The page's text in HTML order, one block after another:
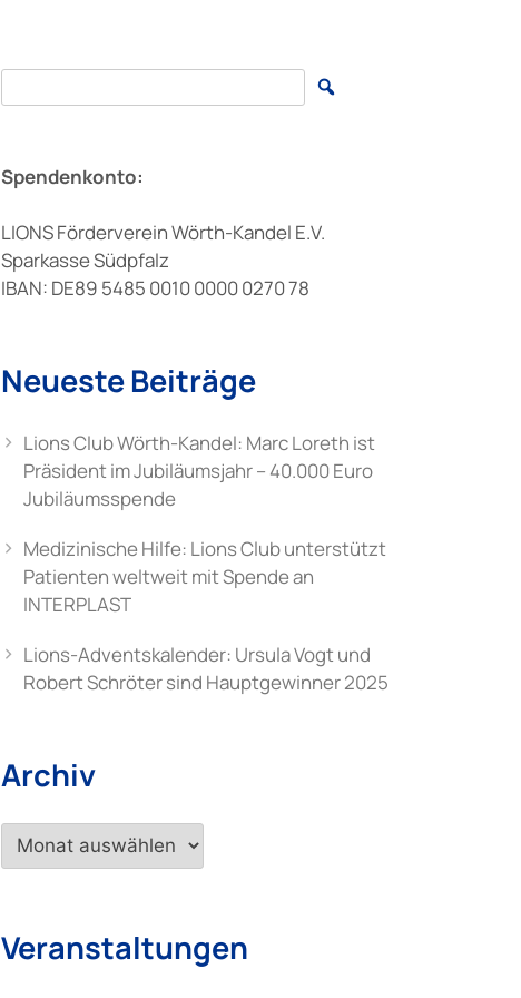
Search for:
Spendenkonto:
LIONS Förderverein Wörth-Kandel E.V.
Sparkasse Südpfalz
IBAN: DE89 5485 0010 0000 0270 78
Neueste Beiträge
Lions Club Wörth-Kandel: Marc Loreth ist
Präsident im Jubiläumsjahr – 40.000 Euro
Jubiläumsspende
Medizinische Hilfe: Lions Club unterstützt
Patienten weltweit mit Spende an
INTERPLAST
Lions-Adventskalender: Ursula Vogt und
Robert Schröter sind Hauptgewinner 2025
Archiv
Archiv
Veranstaltungen